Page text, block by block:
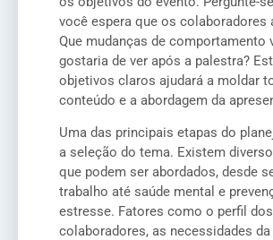
você espera que os colaboradores
Que mudanças de comportamento
gostaria de ver após a palestra?
objetivos claros ajudará a moldar
conteúdo e a abordagem da
Uma das principais etapas do
a seleção do tema. Existem
que podem ser abordados, desde
trabalho até saúde mental e
estresse. Fatores como o perfil dos
colaboradores, as necessidades